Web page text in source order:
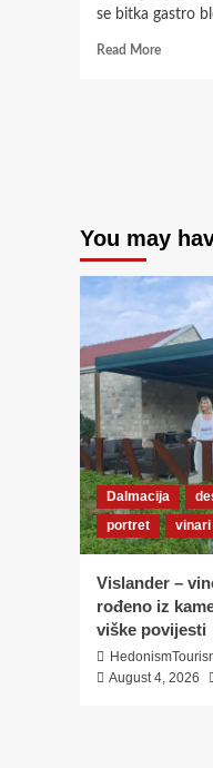
se bitka gastro
Read MoreRead
–
OKUSA
You may
Dalmacija
portret
vinari
Vislander –
rođeno iz
viške povijesti
August 4, 2026